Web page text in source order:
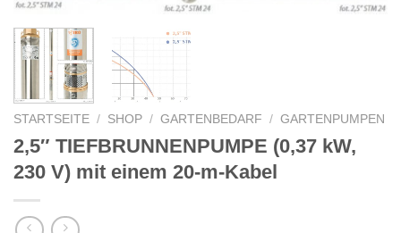
STARTSEITE / SHOP / GARTENBEDARF / GARTENPUMPEN
2,5″ TIEFBRUNNENPUMPE (0,37 kW,
230 V) mit einem 20-m-Kabel